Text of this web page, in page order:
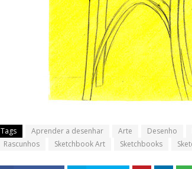
Tags Aprender a desenhar Arte Desenho
Rascunhos
Sketchbook Art Sketchbooks